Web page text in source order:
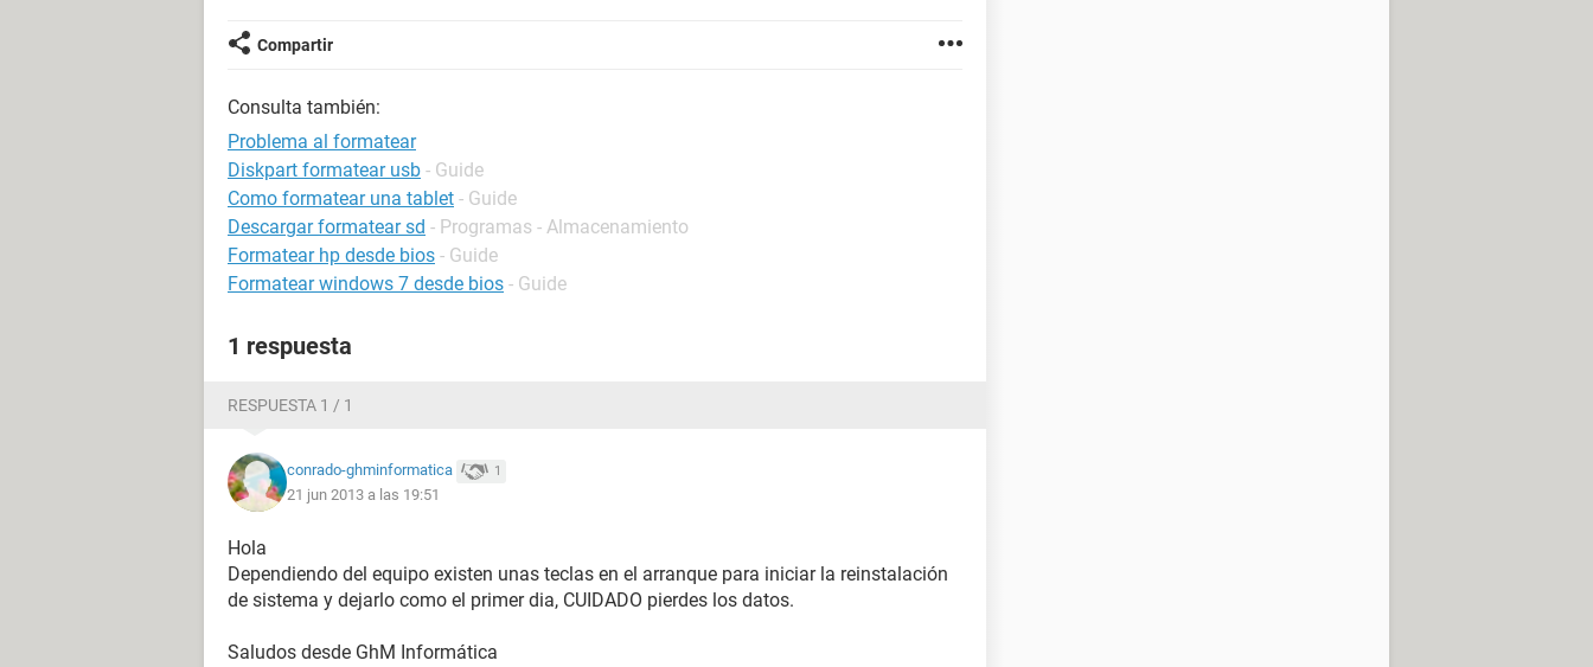
Compartir
Consulta también:
Problema al formatear
Diskpart formatear usb - Guide
Como formatear una tablet - Guide
Descargar formatear sd - Programas - Almacenamiento
Formatear hp desde bios - Guide
Formatear windows 7 desde bios - Guide
1 respuesta
RESPUESTA 1 / 1
conrado-ghminformatica 1
21 jun 2013 a las 19:51
Hola
Dependiendo del equipo existen unas teclas en el arranque para iniciar la reinstalación
de sistema y dejarlo como el primer dia, CUIDADO pierdes los datos.
Saludos desde GhM Informática